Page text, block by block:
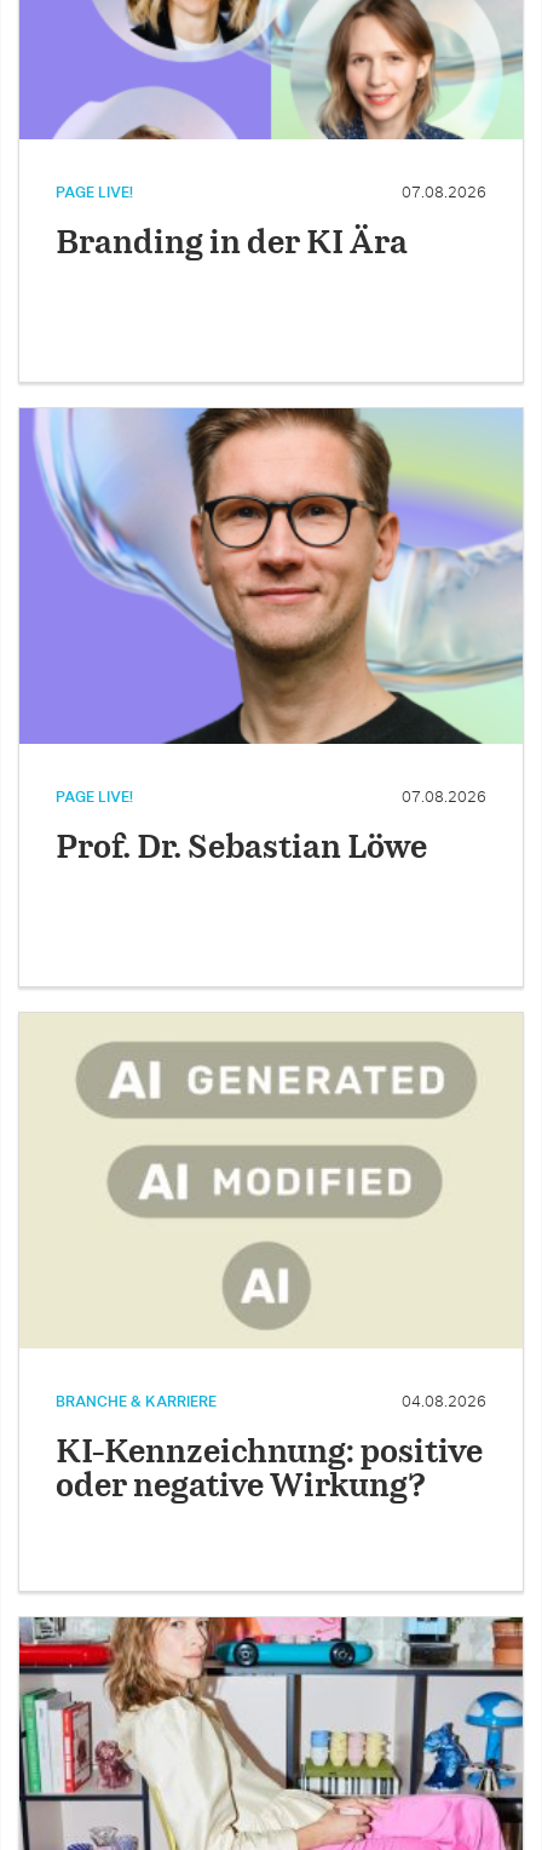
PAGE LIVE! 07.08.2026
Branding in der KI Ära
PAGE LIVE! 07.08.2026
Prof. Dr. Sebastian Löwe
BRANCHE & KARRIERE 04.08.2026
KI-Kennzeichnung: positive
oder negative Wirkung?